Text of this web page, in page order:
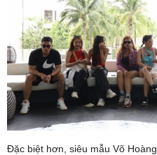
Đặc biệt hơn, siêu mẫu Võ